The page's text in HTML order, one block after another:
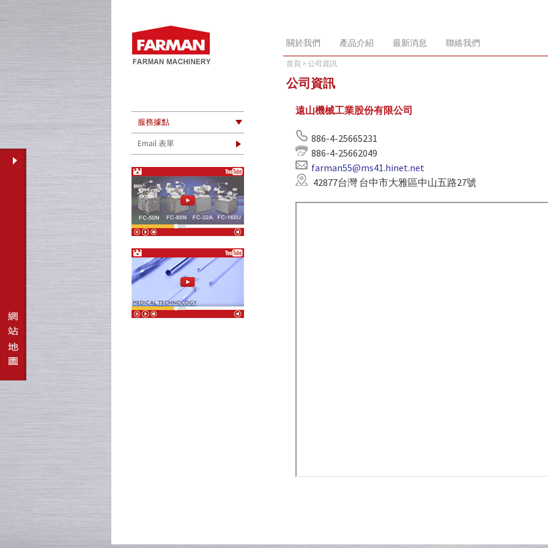
關於我們 產品介紹 最新消息 聯絡我們
服務據點
Email 表單
首頁 > 公司資訊
公司資訊
遠山機械工業股份有限公司
886-4-25665231
886-4-25662049
farman55@ms41.hinet.net
42877台灣 台中市大雅區中山五路27號